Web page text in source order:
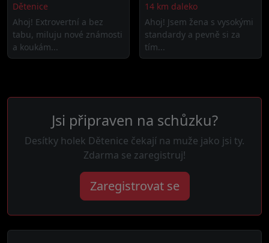
Dětenice
Ahoj! Extrovertní a bez
tabu, miluju nové známosti
a koukám...
14 km daleko
Ahoj! Jsem žena s vysokými
standardy a pevně si za
tím...
Jsi připraven na schůzku?
Desítky holek Dětenice čekají na muže jako jsi ty.
Zdarma se zaregistruj!
Zaregistrovat se